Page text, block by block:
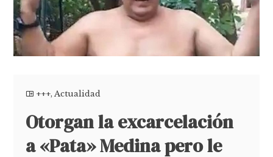
+++,Actualidad
Otorgan la excarcelación
a «Pata» Medina pero le